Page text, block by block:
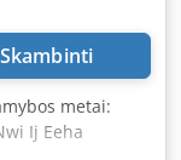
Skambinti
metai:
Ij Eeha